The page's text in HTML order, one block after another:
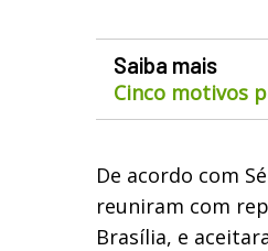
Saiba mais
Cinco motivos
De acordo com
reuniram com
Brasília, e